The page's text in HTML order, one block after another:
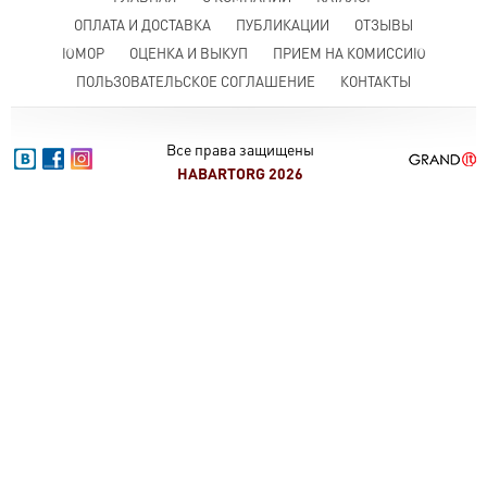
ОПЛАТА И ДОСТАВКА
ПУБЛИКАЦИИ
ОТЗЫВЫ
ЮМОР
ОЦЕНКА И ВЫКУП
ПРИЕМ НА КОМИССИЮ
ПОЛЬЗОВАТЕЛЬСКОЕ СОГЛАШЕНИЕ
КОНТАКТЫ
Все права защищены
HABARTORG 2026